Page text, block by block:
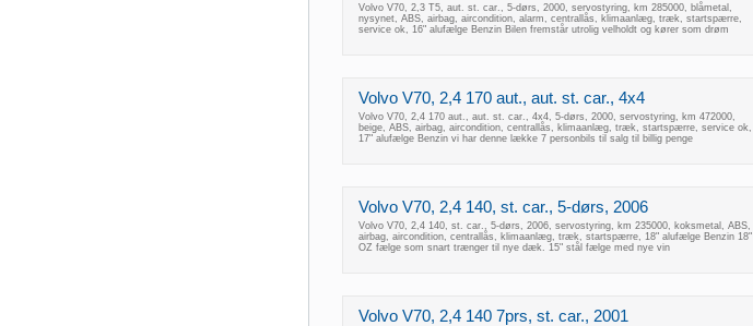
Volvo V70, 2,3 T5, aut. st. car., 5-dørs, 2000, servostyring, km 285000, blåmetal,
nysynet, ABS, airbag, aircondition, alarm, centrallås, klimaanlæg, træk, startspærre,
service ok, 16" alufælge Benzin Bilen fremstår utrolig velholdt og kører som drøm
Volvo V70, 2,4 170 aut., aut. st. car., 4x4
Volvo V70, 2,4 170 aut., aut. st. car., 4x4, 5-dørs, 2000, servostyring, km 472000,
beige, ABS, airbag, aircondition, centrallås, klimaanlæg, træk, startspærre, service ok,
17" alufælge Benzin vi har denne lække 7 personbils til salg til billig penge
Volvo V70, 2,4 140, st. car., 5-dørs, 2006
Volvo V70, 2,4 140, st. car., 5-dørs, 2006, servostyring, km 235000, koksmetal, ABS,
airbag, aircondition, centrallås, klimaanlæg, træk, startspærre, 18" alufælge Benzin 18"
OZ fælge som snart trænger til nye dæk. 15" stål fælge med nye vin
Volvo V70, 2,4 140 7prs, st. car., 2001